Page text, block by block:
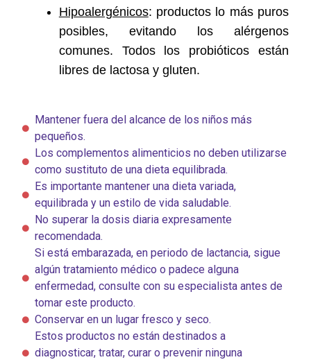
Hipoalergénicos: productos lo más puros
posibles, evitando los alérgenos
comunes. Todos los probióticos están
libres de lactosa y gluten.
Mantener fuera del alcance de los niños más
pequeños.
Los complementos alimenticios no deben utilizarse
como sustituto de una dieta equilibrada.
Es importante mantener una dieta variada,
equilibrada y un estilo de vida saludable.
No superar la dosis diaria expresamente
recomendada.
Si está embarazada, en periodo de lactancia, sigue
algún tratamiento médico o padece alguna
enfermedad, consulte con su especialista antes de
tomar este producto.
Conservar en un lugar fresco y seco.
Estos productos no están destinados a
diagnosticar, tratar, curar o prevenir ninguna